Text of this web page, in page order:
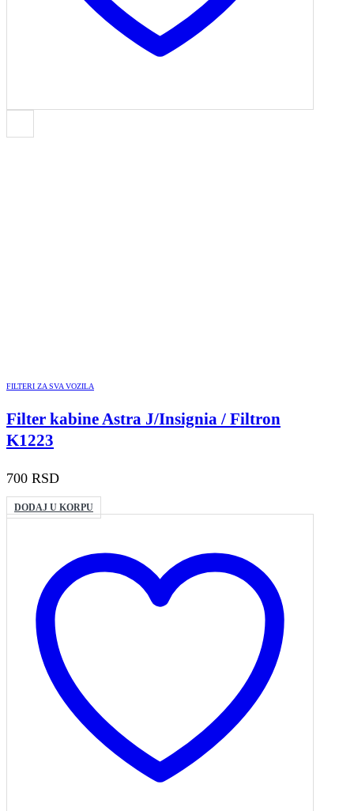
FILTERI ZA SVA VOZILA
Filter kabine Astra J/Insignia / Filtron
K1223
700 RSD
DODAJ U KORPU